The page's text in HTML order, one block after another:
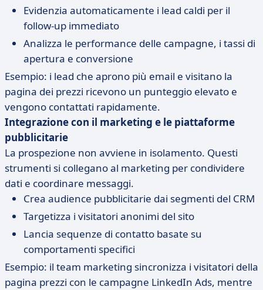
Evidenzia automaticamente i lead caldi per il
follow-up immediato
Analizza le performance delle campagne, i tassi di
apertura e conversione
Esempio: i lead che aprono più email e visitano la
pagina dei prezzi ricevono un punteggio elevato e
vengono contattati rapidamente.
Integrazione con il marketing e le piattaforme
pubblicitarie
La prospezione non avviene in isolamento. Questi
strumenti si collegano al marketing per condividere
dati e coordinare messaggi.
Crea audience pubblicitarie dai segmenti del CRM
Targetizza i visitatori anonimi del sito
Lancia sequenze di contatto basate su
comportamenti specifici
Esempio: il team marketing sincronizza i visitatori della
pagina prezzi con le campagne LinkedIn Ads, mentre